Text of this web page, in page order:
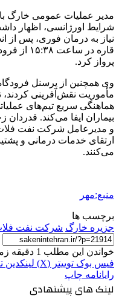
مدیر عملیات عمومی خارگ
شرایط اورژانسی، اظهار
نیاز به درمان فوری، پس از
قاره در ساعت ۱۵:۳۸ از فرودگاه
پرواز کرد.
وی همچنین از پرسنل
مأموریت نقش‌آفرینی
هماهنگی سریع تیم‌های
بیماران ایفا می‌کند. قدردان
و مدیرعامل شرکت نفت
ارتقای خدمات درمانی و
می‌کنند.
منبع:مهر
برچسب ها
جزیره خارگ شرکت نفت
خواندن این مطلب 1 دقیقه زمان میبرد
فیس بوک توییتر (X) لینکدین
رایانامه چاپ
لینک های پیشنهادی